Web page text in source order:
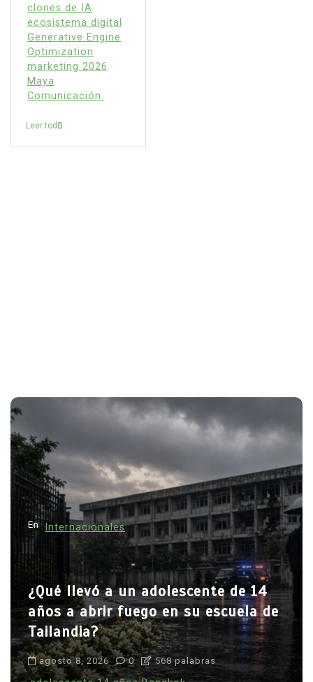
clones de IA
ecosistema digital
Generative Engine
Optimization
marketing 2026
Maya
Comunicación.
Leer todo
de 14
su escuela de
palabras
En Ciencia y Tecnología